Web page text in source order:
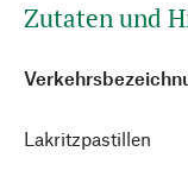
Zutaten und
Lakritzpastillen